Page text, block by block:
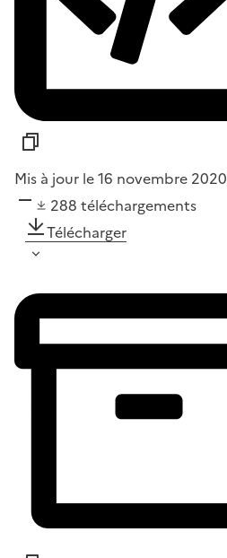
Mis à jour le 16 novembre 2020
288 téléchargements
Télécharger